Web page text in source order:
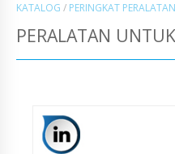
KATALOG / PERINGKAT
PERALATAN